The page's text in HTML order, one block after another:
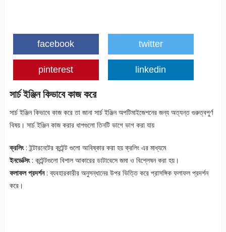
facebook twitter
pinterest linkedin
সার্চ ইঞ্জিন কিভাবে কাজ করে
সার্চ ইঞ্জিন কিভাবে কাজ করে তা জানা সার্চ ইঞ্জিন অপটিমাইজেশনের জন্য অত্যন্ত গুরুত্বপুর্ণ
বিষয়। সার্চ ইঞ্জিন কাজ করার ধাপগুলো তিনটি ভাগে ভাগ করা যায়
ক্রলিং : ইন্টারনেটের কন্টেন্ট গুলো আবিষ্কার করা হয় ক্রলিং এর মাধ্যমে
ইনডেক্সিং : কন্টেন্টগুলো বিশাল আকারের ডাটাবেসে জমা ও বিশ্লেষন করা হয়।
ফলাফল প্রদর্শন : ব্যবহারকারীর অনুসন্ধানের উপর ভিত্তি করে প্রাসঙ্গিক ফলাফল প্রদর্শন
করে।